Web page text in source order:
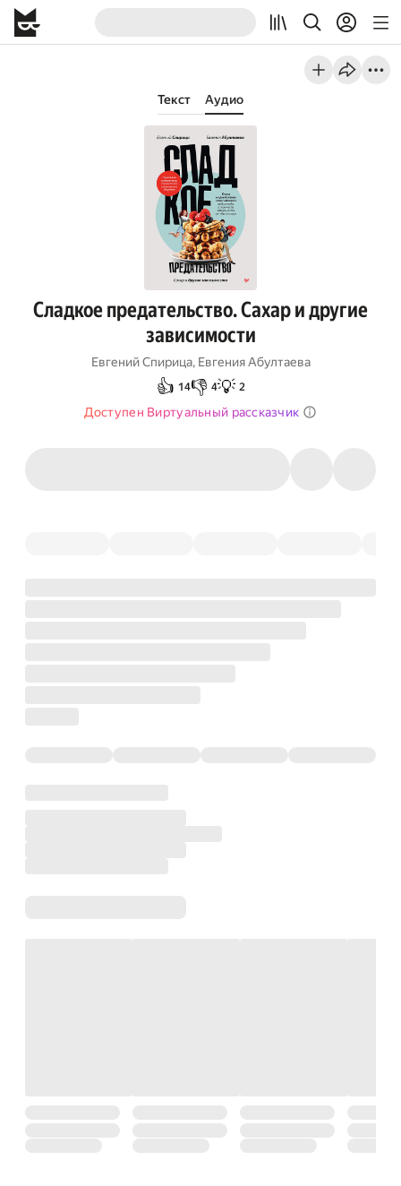
Текст Аудио
Сладкое предательство. Сахар и другие
зависимости
Евгений Спирица, Евгения Абултаева
👍 14👎 4💡 2
Доступен Виртуальный рассказчик